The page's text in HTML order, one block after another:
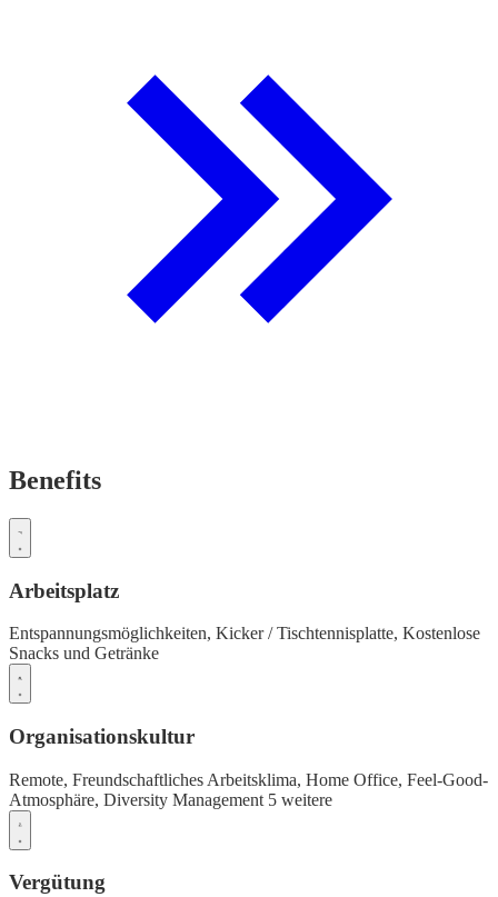
Benefits
Arbeitsplatz
Entspannungsmöglichkeiten, Kicker / Tischtennisplatte, Kostenlose
Snacks und Getränke
Organisationskultur
Remote, Freundschaftliches Arbeitsklima, Home Office, Feel-Good-
Atmosphäre, Diversity Management 5 weitere
Vergütung